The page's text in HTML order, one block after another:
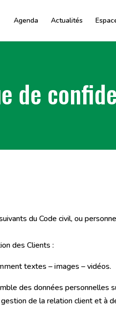
Agenda Actualités
de
du Code civil, ou
des Clients :
textes – images – vidéos.
des données personnelles
de la relation client et à